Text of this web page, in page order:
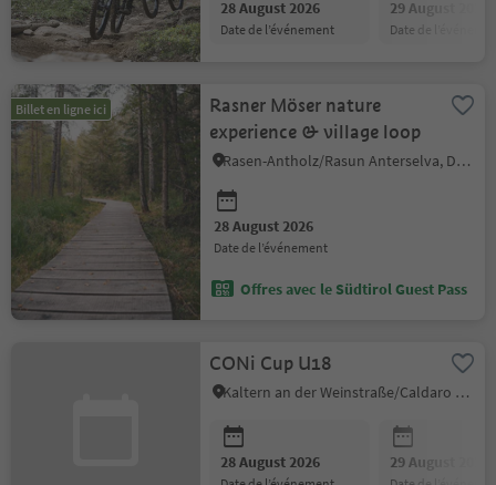
28 August 2026
date de l’événement
29 August 2026
date de
Billet en ligne ici
Rasner Möser nature
experience & village loop
Rasen-Antholz/Rasun Anterselva, Dolomites Region Kronplatz/Plan de Corones
28 August 2026
date de l’événement
Offres avec le Südtirol Guest Pass
CONi Cup U18
Kaltern an der Weinstraße/Caldaro sulla Strada del Vino, Alto Adige Wine Road
28 August 2026 29 August 2026